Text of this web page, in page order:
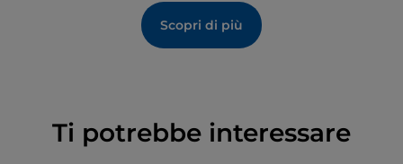
Scopri di più
Ti potrebbe interessare